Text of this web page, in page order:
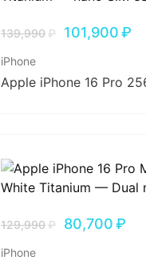
139,990₽ 101,900₽
iPhone
Apple iPhone 16 Pro
129,990₽ 80,700₽
iPhone